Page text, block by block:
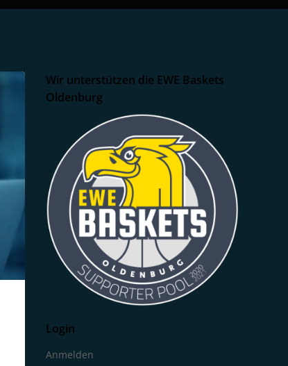
Wir unterstützen die EWE Baskets
Oldenburg
Login
Anmelden